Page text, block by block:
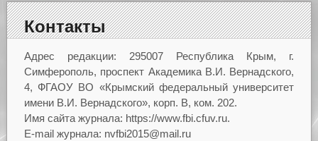
Контакты
Адрес редакции: 295007 Республика Крым, г.
Симферополь, проспект Академика В.И. Вернадского,
4, ФГАОУ ВО «Крымский федеральный университет
имени В.И. Вернадского», корп. В, ком. 202.
Имя сайта журнала: https://www.fbi.cfuv.ru.
E-mail журнала: nvfbi2015@mail.ru